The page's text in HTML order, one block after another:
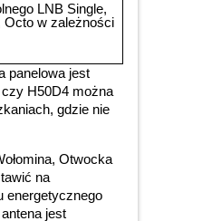
LNB Single,
Octo w zależności
panelowa jest
H50D4 można
gdzie nie
Otwocka
na
energetycznego
jest